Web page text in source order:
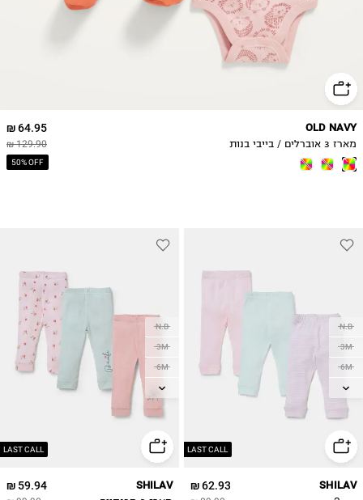
64.95 ₪
129.90 ₪
50% OFF
OLD NAVY
מארז 3 אוברלים / בייבי בנות
LAST CALL
N.B
3M
6M
SNB
12M
62.93 ₪ SHILAV
LAST CALL
N.B
3M
6M
SNB
12M
59.94 ₪ SHILAV